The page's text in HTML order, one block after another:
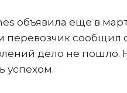
объявила еще в
перевозчик сообщил
дело не пошло.
успехом.